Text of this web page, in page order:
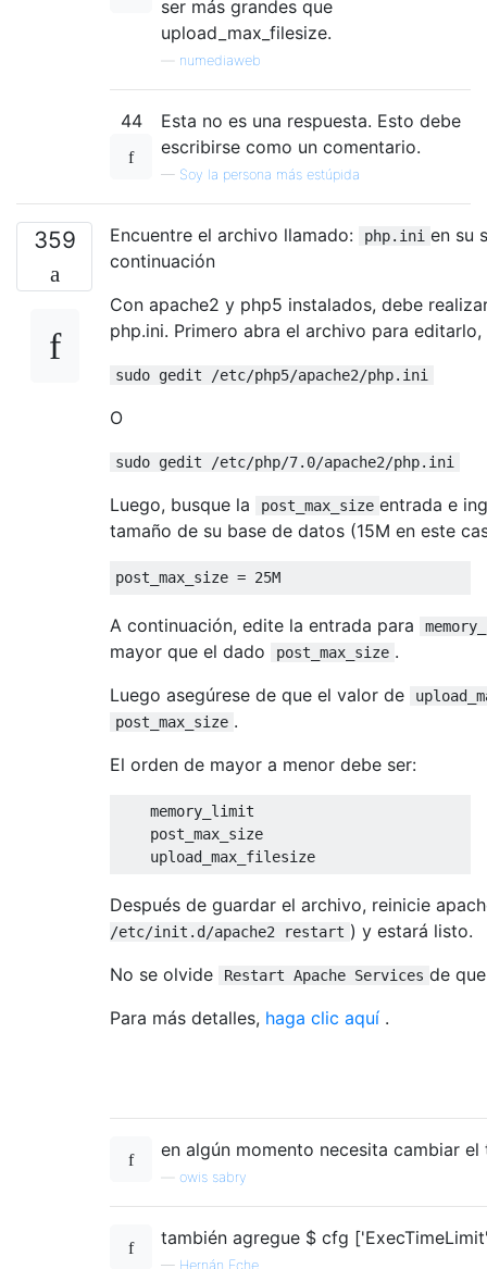
ser más grandes que
upload_max_filesize.
numediaweb
44
Esta no es una respuesta. Esto debe
escribirse como un comentario.
— Soy la persona más estúpida
359 Encuentre el archivo llamado: php.ini en su
continuación
Con apache2 y php5 instalados, debe
php.ini. Primero abra el archivo para
sudo gedit /etc/php5/apache2/php.ini
O
sudo gedit /etc/php/7.0/apache2/php.ini
Luego, busque la post_max_size entrada e
tamaño de su base de datos (15M en este
post_max_size = 25M
A continuación, edite la entrada para
mayor que el dado post_max_size .
Luego asegúrese de que el valor de
post_max_size .
El orden de mayor a menor debe ser:
    memory_limit
    post_max_size
    upload_max_filesize
Después de guardar el archivo, reinicie
/etc/init.d/apache2 restart ) y estará listo.
No se olvide
Restart Apache Services de
Para más detalles, haga clic aquí .
en algún momento necesita cambiar
owis sabry
también agregue $ cfg
— Hernán Eche